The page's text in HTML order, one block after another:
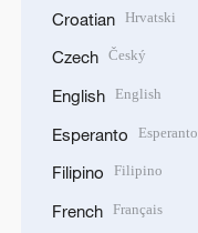
Croatian Hrvatski
Czech Český
English English
Esperanto Esperanto
Filipino Filipino
French Français